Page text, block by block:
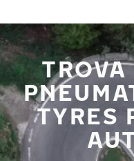
TYRES